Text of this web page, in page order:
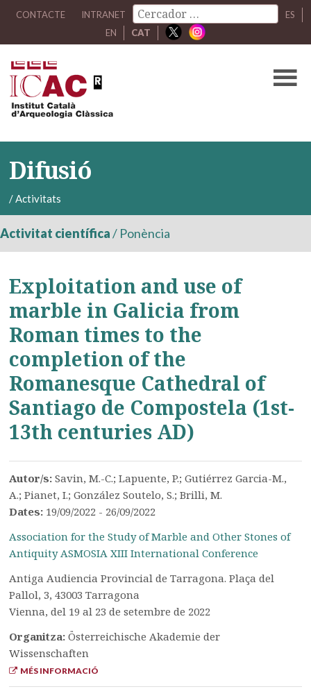
CONTACTE INTRANET
ES
EN
CAT
Difusió
/Activitats
Activitat científica/ Ponència
Exploitation and use of
marble in Galicia from
Roman times to the
completion of the
Romanesque Cathedral of
Santiago de Compostela (1st-
13th centuries AD)
Autor/s:Savin, M.-C.; Lapuente, P.; Gutiérrez Garcia-M.,
A.; Pianet, I.; González Soutelo, S.; Brilli, M.
Dates: 19/09/2022 - 26/09/2022
Association for the Study of Marble and Other Stones of
Antiquity ASMOSIA XIII International Conference
Antiga Audiencia Provincial de Tarragona. Plaça del
Pallol, 3, 43003 Tarragona
Vienna, del 19 al 23 de setembre de 2022
Organitza:Österreichische Akademie der
Wissenschaften
MÉS INFORMACIÓ